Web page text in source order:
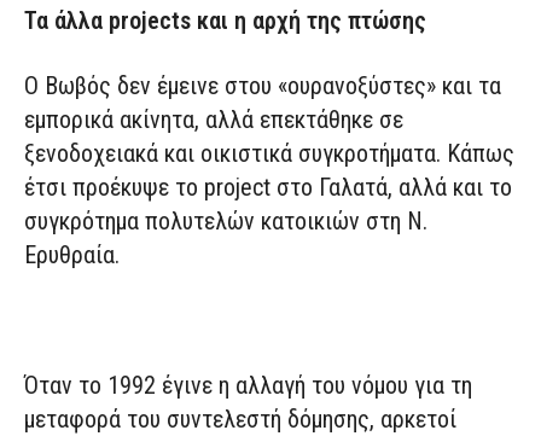
Τα άλλα projects και η αρχή της πτώσης
Ο Βωβός δεν έμεινε στου «ουρανοξύστες» και τα
εμπορικά ακίνητα, αλλά επεκτάθηκε σε
ξενοδοχειακά και οικιστικά συγκροτήματα. Κάπως
έτσι προέκυψε το project στο Γαλατά, αλλά και το
συγκρότημα πολυτελών κατοικιών στη Ν.
Ερυθραία.
Όταν το 1992 έγινε η αλλαγή του νόμου για τη
μεταφορά του συντελεστή δόμησης, αρκετοί